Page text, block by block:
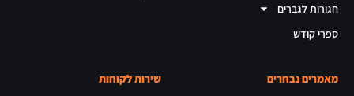
חגורות לגברים
ספרי קודש
מאמרים נבחרים שירות לקוחות